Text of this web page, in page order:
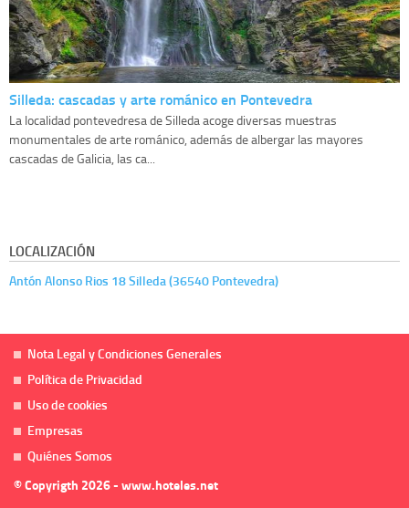
Silleda: cascadas y arte románico en Pontevedra
La localidad pontevedresa de Silleda acoge diversas muestras
monumentales de arte románico, además de albergar las mayores
cascadas de Galicia, las ca...
LOCALIZACIÓN
Antón Alonso Rios 18 Silleda (36540 Pontevedra)
Nota Legal y Condiciones Generales
Política de Privacidad
Uso de cookies
Empresas
Quiénes Somos
© Copyrigth 2026 - www.hoteles.net